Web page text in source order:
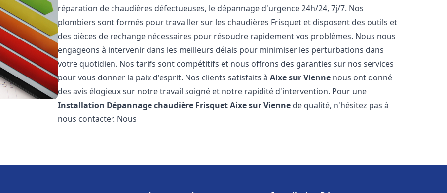
réparation de chaudières défectueuses, le dépannage d'urgence 24h/24, 7j/7. Nos
plombiers sont formés pour travailler sur les chaudières Frisquet et disposent des outils et
des pièces de rechange nécessaires pour résoudre rapidement vos problèmes. Nous nous
engageons à intervenir dans les meilleurs délais pour minimiser les perturbations dans
votre quotidien. Nos tarifs sont compétitifs et nous offrons des garanties sur nos services
pour vous donner la paix d'esprit. Nos clients satisfaits àAixe sur Vienne nous ont donné
des avis élogieux sur notre travail soigné et notre rapidité d'intervention. Pour une
Installation Dépannage chaudière FrisquetAixe sur Vienne de qualité, n'hésitez pas à
nous contacter. Nous